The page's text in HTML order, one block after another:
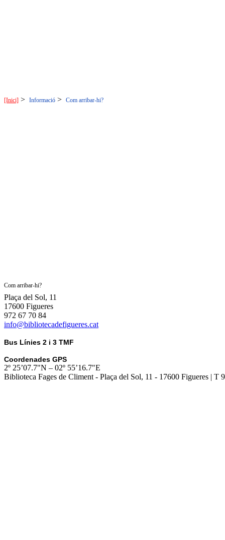
[Inici] > Informació > Com arribar-hi?
Com arribar-hi?
Plaça del Sol, 11
17600 Figueres
972 67 70 84
info@bibliotecadefigueres.cat
Bus Línies 2 i 3 TMF
Coordenades GPS
2º 25’07.7"N – 02º 55’16.7"E
Biblioteca Fages de Climent - Plaça del Sol, 11 - 17600 Figueres |